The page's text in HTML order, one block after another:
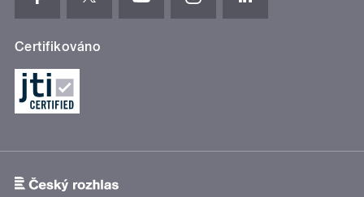
Certifikováno